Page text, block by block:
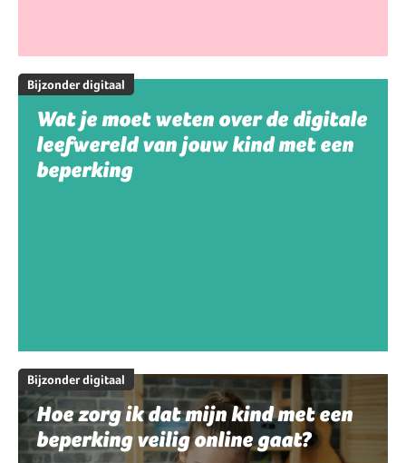
Bijzonder digitaal
Wat je moet weten over de digitale
leefwereld van jouw kind met een
beperking
Bijzonder digitaal
Hoe zorg ik dat mijn kind met een
beperking veilig online gaat?